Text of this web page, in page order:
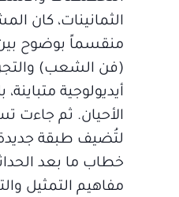
الثمانينات، كان
منقسماً بوضوح
(فن الشعب)
أيديولوجية
الأحيان. ثم جاءت
لتُضيف طبقة جديدة
خطاب ما بعد
مفاهيم التمثيل